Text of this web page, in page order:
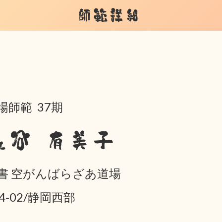
師範詳細
師範 37期
谷 有美子
空がんばらざあ道場
02/静岡西部